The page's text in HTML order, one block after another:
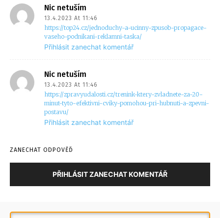
Nic netuším
13.4.2023 At 11:46
https://top24.cz/jednoduchy-a-ucinny-zpusob-propagace-
vaseho-podnikani-reklamni-taska/
Přihlásit zanechat komentář
Nic netuším
13.4.2023 At 11:46
https://zpravyudalosti.cz/trenink-ktery-zvladnete-za-20-
minut-tyto-efektivni-cviky-pomohou-pri-hubnuti-a-zpevni-
postavu/
Přihlásit zanechat komentář
ZANECHAT ODPOVĚĎ
PŘIHLÁSIT ZANECHAT KOMENTÁŘ